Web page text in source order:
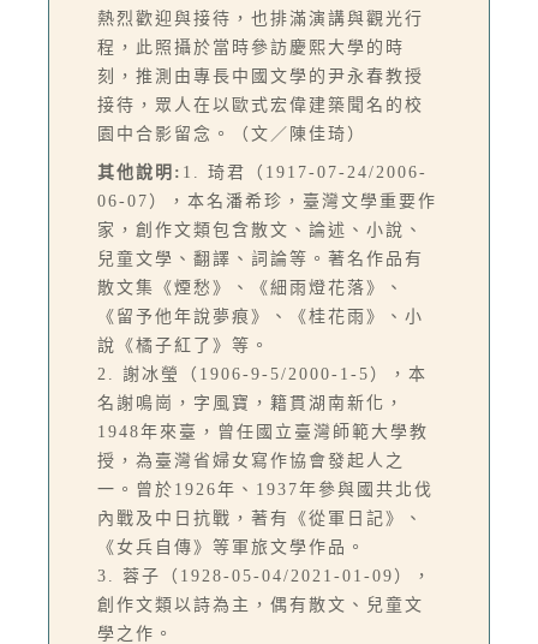
熱烈歡迎與接待，也排滿演講與觀光行
程，此照攝於當時參訪慶熙大學的時
刻，推測由專長中國文學的尹永春教授
接待，眾人在以歐式宏偉建築聞名的校
園中合影留念。（文／陳佳琦）
其他說明: 1. 琦君（1917-07-24/2006-
06-07），本名潘希珍，臺灣文學重要作
家，創作文類包含散文、論述、小說、
兒童文學、翻譯、詞論等。著名作品有
散文集《煙愁》、《細雨燈花落》、
《留予他年說夢痕》、《桂花雨》、小
說《橘子紅了》等。
2. 謝冰瑩（1906-9-5/2000-1-5），本
名謝鳴崗，字風寶，籍貫湖南新化，
1948年來臺，曾任國立臺灣師範大學教
授，為臺灣省婦女寫作協會發起人之
一。曾於1926年、1937年參與國共北伐
內戰及中日抗戰，著有《從軍日記》、
《女兵自傳》等軍旅文學作品。
3. 蓉子（1928-05-04/2021-01-09），
創作文類以詩為主，偶有散文、兒童文
學之作。